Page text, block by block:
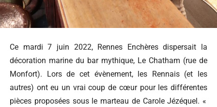
Ce mardi 7 juin 2022, Rennes Enchères dispersait la
décoration marine du bar mythique, Le Chatham (rue de
Monfort). Lors de cet évènement, les Rennais (et les
autres) ont eu un vrai coup de cœur pour les différentes
pièces proposées sous le marteau de Carole Jézéquel. «